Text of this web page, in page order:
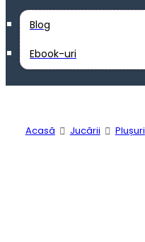
Blog
Ebook-uri
Acasă Jucării Plușuri